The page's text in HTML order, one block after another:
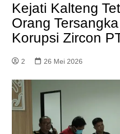
Kejati Kalteng
Orang
Korupsi Zircon
2 26 Mei 2026